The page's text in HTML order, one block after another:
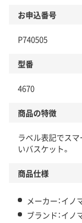
お申込番号
P740505
型番
4670
商品の特徴
ラベル表記でス
いバスケット。
商品仕様
メーカー：イノ
ブランド：イノ